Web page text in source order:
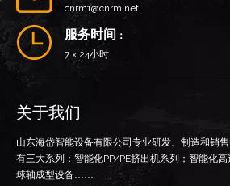
cnrm1@cnrm.net
服务时间 ：
7 x 24小时
关于我们
山东海岱智能设备有限公司专业研发、制造和销
有三大系列：智能化PP/PE挤出机系列；智能化
球轴成型设备……